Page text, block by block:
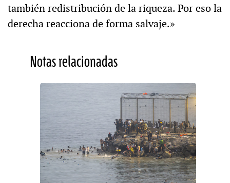
también redistribución de la riqueza. Por eso la
derecha reacciona de forma salvaje.»
Notas relacionadas